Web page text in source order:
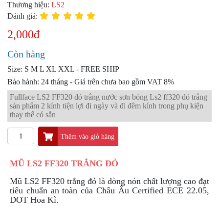
ĐỒ
CHƠI
PG1
PHỤ
KIỆN
YAMAHA
PG-
1
CẢNG
GIVI
ZR
ĐỒ
XE
KIỆN
XSR
155
Thương hiệu: LS2
Đánh giá:
2,000đ
Còn hàng
Size: S M L XL XXL - FREE SHIP
Bảo hành: 24 tháng - Giá trên chưa bao gồm VAT 8%
Fullface LS2 FF320 đỏ trắng nước sơn bóng Ls2 ff320 đỏ trắng
sản phẩm 2 kính tiện lợi đi ngày và đi đêm kính trong phụ kiện
thay thế có sẵn
Thêm vào giỏ hàng
MŨ LS2 FF320 TRẮNG ĐỎ
Mũ LS2 FF320 trắng đỏ là dòng nón chất lượng cao đạt
tiêu chuẩn an toàn của Châu Âu Certified ECE 22.05,
DOT Hoa Kì.